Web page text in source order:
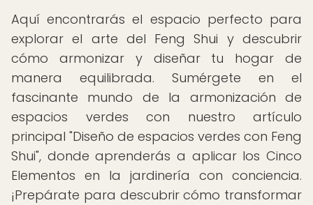
Aquí encontrarás el espacio perfecto para
explorar el arte del Feng Shui y descubrir
cómo armonizar y diseñar tu hogar de
manera equilibrada. Sumérgete en el
fascinante mundo de la armonización de
espacios verdes con nuestro artículo
principal "Diseño de espacios verdes con Feng
Shui", donde aprenderás a aplicar los Cinco
Elementos en la jardinería con conciencia.
¡Prepárate para descubrir cómo transformar